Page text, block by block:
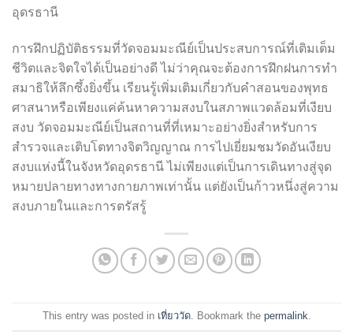
อุดรธานี
การฝึกปฏิบัติธรรมที่วัดจอมมะณีย์เป็นประสบการณ์ที่เติมเต็ม
ชีวิตและจิตใจได้เป็นอย่างดี ไม่ว่าคุณจะต้องการฝึกฝนการทำ
สมาธิให้ลึกซึ้งยิ่งขึ้น เรียนรู้เพิ่มเติมเกี่ยวกับคำสอนของพุทธ
ศาสนาหรือเพียงแค่ค้นหาความสงบในสภาพแวดล้อมที่เงียบ
สงบ วัดจอมมะณีย์เป็นสถานที่ที่เหมาะอย่างยิ่งสำหรับการ
สำรวจและเติบโตทางจิตวิญญาณ การไปเยี่ยมชมวัดอันเงียบ
สงบแห่งนี้ในจังหวัดอุดรธานี ไม่เพียงแต่เป็นการเดินทางสู่จุด
หมายปลายทางทางกายภาพเท่านั้น แต่ยังเป็นก้าวหนึ่งสู่ความ
สงบภายในและการตรัสรู้
This entry was posted in เที่ยววัด. Bookmark the permalink.